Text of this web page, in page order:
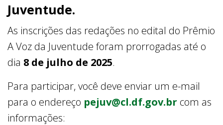
Juventude.
As inscrições das redações no edital do Prêmio
A Voz da Juventude foram prorrogadas até o
dia 8 de julho de 2025.
Para participar, você deve enviar um e-mail
para o endereço pejuv@cl.df.gov.br com as
informações: